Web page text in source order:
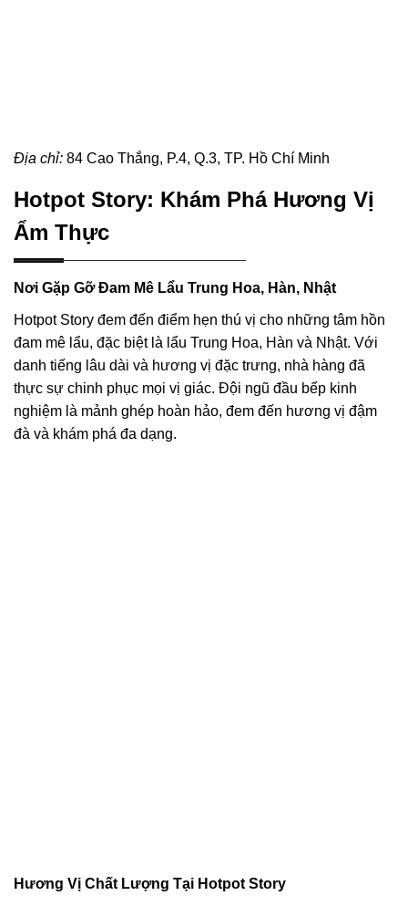
Địa chỉ: 84 Cao Thắng, P.4, Q.3, TP. Hồ Chí Minh
Hotpot Story: Khám Phá Hương Vị
Ẩm Thực
Nơi Gặp Gỡ Đam Mê Lẩu Trung Hoa, Hàn, Nhật
Hotpot Story đem đến điểm hẹn thú vị cho những tâm hồn
đam mê lẩu, đặc biệt là lẩu Trung Hoa, Hàn và Nhật. Với
danh tiếng lâu dài và hương vị đặc trưng, nhà hàng đã
thực sự chinh phục mọi vị giác. Đội ngũ đầu bếp kinh
nghiệm là mảnh ghép hoàn hảo, đem đến hương vị đậm
đà và khám phá đa dạng.
Hương Vị Chất Lượng Tại Hotpot Story